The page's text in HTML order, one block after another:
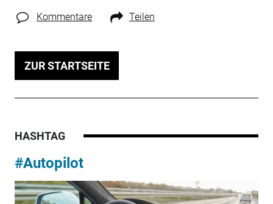
Kommentare Teilen
ZUR STARTSEITE
HASHTAG
#Autopilot